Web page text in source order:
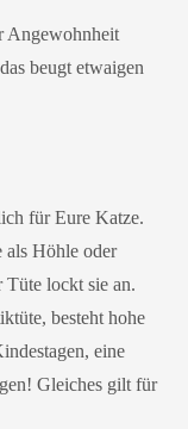
Angewohnheit
beugt etwaigen
für Eure Katze.
als Höhle oder
Tüte lockt sie an.
besteht hohe
eine
Gleiches gilt für